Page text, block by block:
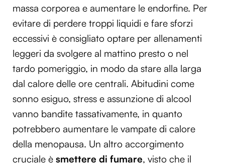
massa corporea e aumentare le endorfine. Per
evitare di perdere troppi liquidi e fare sforzi
eccessivi è consigliato optare per allenamenti
leggeri da svolgere al mattino presto o nel
tardo pomeriggio, in modo da stare alla larga
dal calore delle ore centrali. Abitudini come
sonno esiguo, stress e assunzione di alcool
vanno bandite tassativamente, in quanto
potrebbero aumentare le vampate di calore
della menopausa. Un altro accorgimento
cruciale è smettere di fumare, visto che il